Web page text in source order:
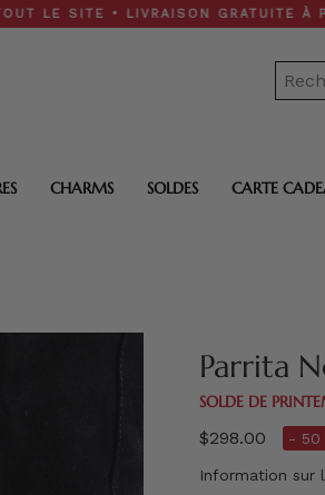
• LIVRAISON GRATUITE À PARTIR
CHARMS SOLDES CARTE
Parrita
SOLDE DE
$298.00 - 50
Information sur